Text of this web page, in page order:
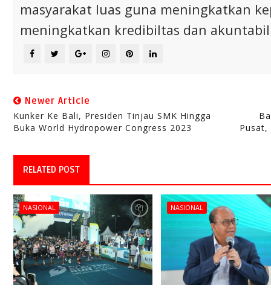
masyarakat luas guna meningkatkan
meningkatkan kredibiltas dan
Newer Article
Kunker Ke Bali, Presiden Tinjau SMK Hingga
Buka World Hydropower Congress 2023
Pusat,
RELATED POST
NASIONAL NASIONAL